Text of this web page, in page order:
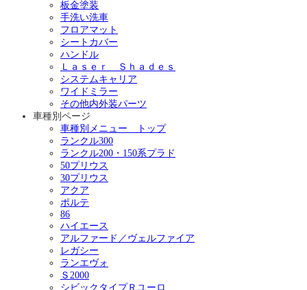
板金塗装
手洗い洗車
フロアマット
シートカバー
ハンドル
Ｌａｓｅｒ Ｓｈａｄｅｓ
システムキャリア
ワイドミラー
その他内外装パーツ
車種別ページ
車種別メニュー トップ
ランクル300
ランクル200・150系プラド
50プリウス
30プリウス
アクア
ポルテ
86
ハイエース
アルファード／ヴェルファイア
レガシー
ランエヴォ
Ｓ2000
シビックタイプＲユーロ